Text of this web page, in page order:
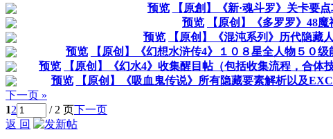
预览
【原創】《新·魂斗罗》关卡要点
预览
【原创】《多罗罗》48魔
预览
【原创】《混沌系列》历代隐藏
预览
【原创】《幻想水浒传4》１０８星全人物５０
预览
【原创】《幻水4》收集醒目帖（包括收集流程，合体
预览
【原创】《吸血鬼传说》所有隐藏要素解析以及
下一页 »
12 / 2 页下一页
返 回